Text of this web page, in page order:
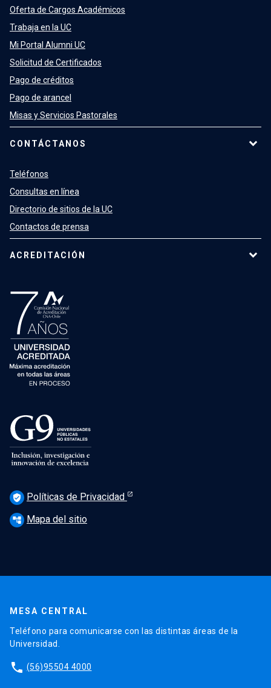
Oferta de Cargos Académicos
Trabaja en la UC
Mi Portal Alumni UC
Solicitud de Certificados
Pago de créditos
Pago de arancel
Misas y Servicios Pastorales
CONTÁCTANOS
Teléfonos
Consultas en línea
Directorio de sitios de la UC
Contactos de prensa
ACREDITACIÓN
verified_user Políticas de Privacidad
account_tree Mapa del sitio
MESA CENTRAL
Teléfono para comunicarse con las distintas áreas de la
Universidad.
phone (56)95504 4000